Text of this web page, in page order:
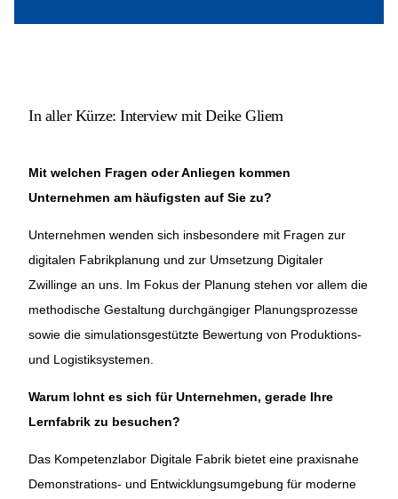
In aller Kürze: Interview mit Deike Gliem
Mit welchen Fragen oder Anliegen kommen
Unternehmen am häufigsten auf Sie zu?
Unternehmen wenden sich insbesondere mit Fragen zur
digitalen Fabrikplanung und zur Umsetzung Digitaler
Zwillinge an uns. Im Fokus der Planung stehen vor allem die
methodische Gestaltung durchgängiger Planungsprozesse
sowie die simulationsgestützte Bewertung von Produktions-
und Logistiksystemen.
Warum lohnt es sich für Unternehmen, gerade Ihre
Lernfabrik zu besuchen?
Das Kompetenzlabor Digitale Fabrik bietet eine praxisnahe
Demonstrations- und Entwicklungsumgebung für moderne